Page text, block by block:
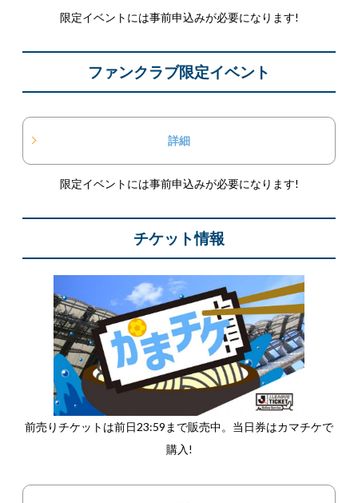
限定イベントには事前申込みが必要になります!
ファンクラブ限定イベント
詳細
限定イベントには事前申込みが必要になります!
チケット情報
前売りチケットは前日23:59まで販売中。当日券はカマチケで
購入!